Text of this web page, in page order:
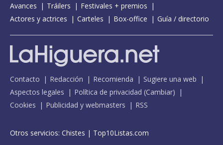
Avances
Tráilers
Festivales + premios
Actores y actrices
Carteles Box-office Guía / directorio
Contacto Redacción Recomienda
Sugiere una web
Aspectos legales
Política de privacidad (Cambiar)
Cookies
Publicidad y webmasters RSS
Otros servicios: Chistes | Top10Listas.com